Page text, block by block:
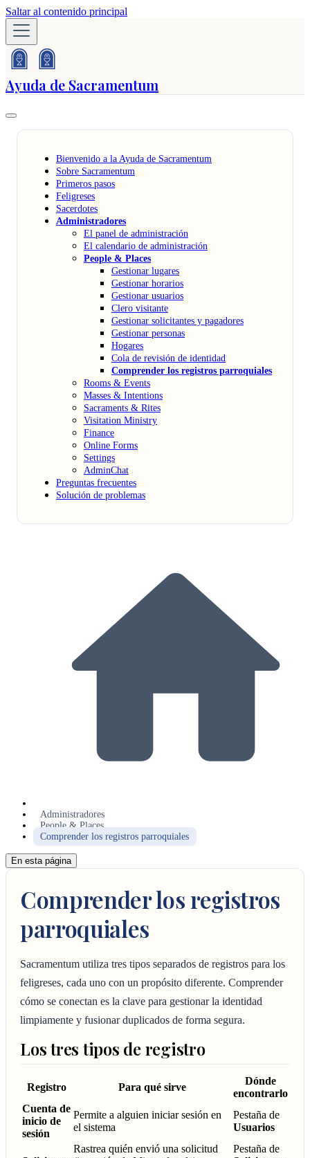
Saltar al contenido principal
Ayuda de Sacramentum
Bienvenido a la Ayuda de Sacramentum
Sobre Sacramentum
Primeros pasos
Feligreses
Sacerdotes
Administradores
El panel de administración
El calendario de administración
People & Places
Gestionar lugares
Gestionar horarios
Gestionar usuarios
Clero visitante
Gestionar solicitantes y pagadores
Gestionar personas
Hogares
Cola de revisión de identidad
Comprender los registros parroquiales
Rooms & Events
Masses & Intentions
Sacraments & Rites
Visitation Ministry
Finance
Online Forms
Settings
AdminChat
Preguntas frecuentes
Solución de problemas
Administradores
People & Places
Comprender los registros parroquiales
En esta página
Comprender los registros
parroquiales
Sacramentum utiliza tres tipos separados de registros para los
feligreses, cada uno con un propósito diferente. Comprender
cómo se conectan es la clave para gestionar la identidad
limpiamente y fusionar duplicados de forma segura.
Los tres tipos de registro
Registro Para qué sirve
Dónde
encontrarlo
Cuenta de
inicio de
sesión
Permite a alguien iniciar sesión en
el sistema
Pestaña de
Usuarios
Rastrea quién envió una solicitud
Pestaña de